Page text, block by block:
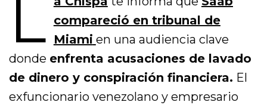
L compareció en tribunal de
Miami en una audiencia clave
donde enfrenta acusaciones de lavado
de dinero y conspiración financiera. El
exfuncionario venezolano y empresario